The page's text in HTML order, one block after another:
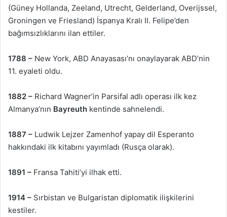
(Güney Hollanda, Zeeland, Utrecht, Gelderland, Overijssel,
Groningen ve Friesland) İspanya Kralı II. Felipe’den
bağımsızlıklarını ilan ettiler.
1788 – New York, ABD Anayasası’nı onaylayarak ABD’nin
11. eyaleti oldu.
1882 – Richard Wagner’in Parsifal adlı operası ilk kez
Almanya’nın Bayreuth kentinde sahnelendi.
1887 – Ludwik Lejzer Zamenhof yapay dil Esperanto
hakkındaki ilk kitabını yayımladı (Rusça olarak).
1891 – Fransa Tahiti’yi ilhak etti.
1914 – Sırbistan ve Bulgaristan diplomatik ilişkilerini
kestiler.